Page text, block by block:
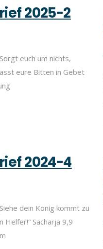
2025-2
euch um nichts,
eure Bitten in Gebet
2024-4
dein König kommt zu
Helfer!“ Sacharja 9,9